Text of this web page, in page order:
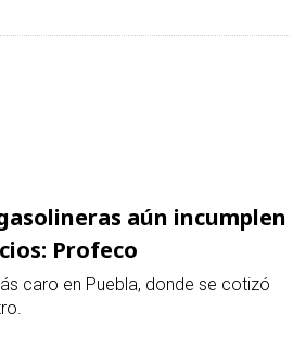
aún incumplen
Profeco
caro en Puebla, donde se cotizó